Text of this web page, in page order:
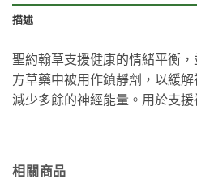
描述
聖約翰草支援健康的情緒平衡
方草藥中被用作鎮靜劑，以緩
減少多餘的神經能量。用於支援
相關商品